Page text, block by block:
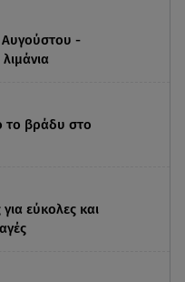
-
το βράδυ στο
εύκολες και